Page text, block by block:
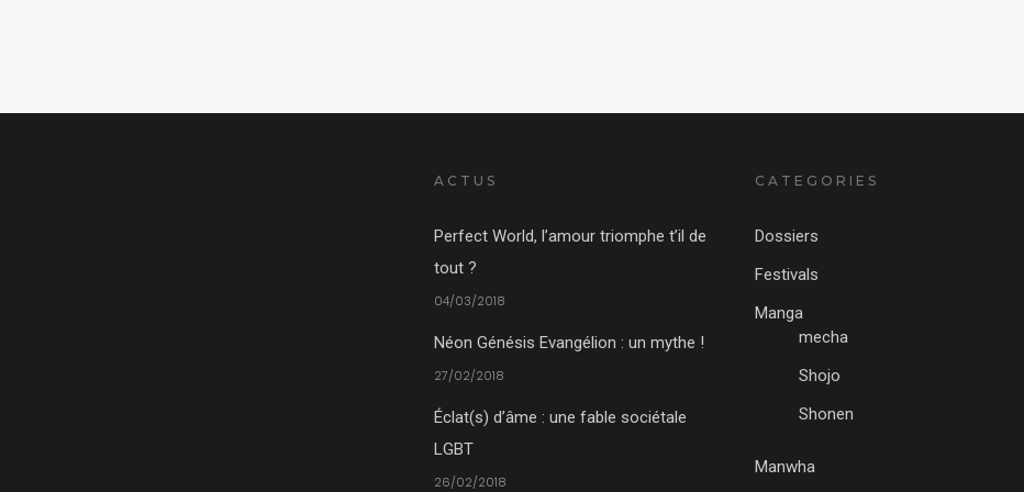
ACTUS
Perfect World, l’amour triomphe t’il de
tout ?
04/03/2018
Néon Génésis Evangélion : un mythe !
27/02/2018
Éclat(s) d’âme : une fable sociétale
LGBT
26/02/2018
CATEGORIES
Dossiers
Festivals
Manga
mecha
Shojo
Shonen
Manwha